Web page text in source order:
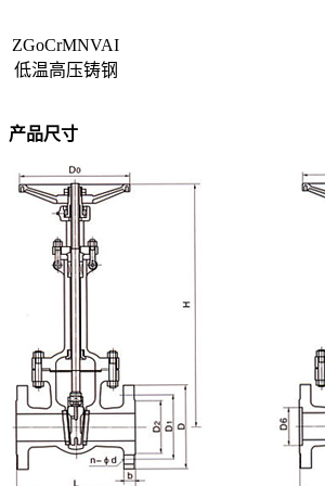
ZGoCrMNVAI
低温高压铸钢
产品尺寸